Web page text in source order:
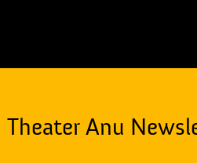
Theater Anu